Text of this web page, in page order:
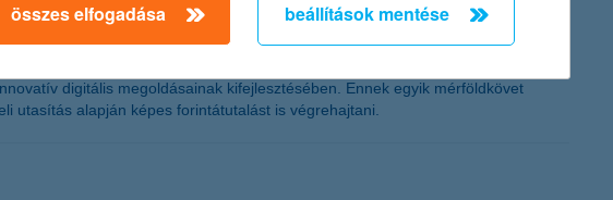
digitális megoldásainak kifejlesztésében. Ennek egyik mérföldkövet
utasítás alapján képes forintátutalást is végrehajtani.
összes elfogadása beállítások mentése